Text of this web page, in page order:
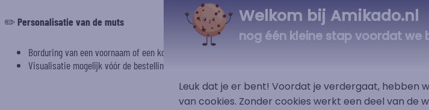
✏️Personalisatie van de muts
Borduring van een voornaam of een korte tekst
Visualisatie mogelijk vóór de bestelling dankzij onze previewmodule
de
en
Welkom bij Amikado.nl
nog één kleine stap voordat we
Leuk dat je er bent! Voordat je verdergaat, hebben
van cookies. Zonder cookies werkt een deel van de